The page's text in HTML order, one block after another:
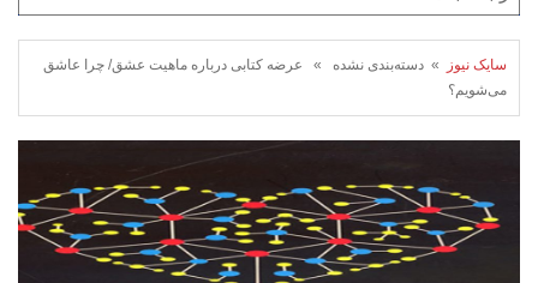
سایک نیوز
» دسته‌بندی نشده » عرضه کتابی درباره ماهیت عشق/ چرا عاشق
می‌شویم؟